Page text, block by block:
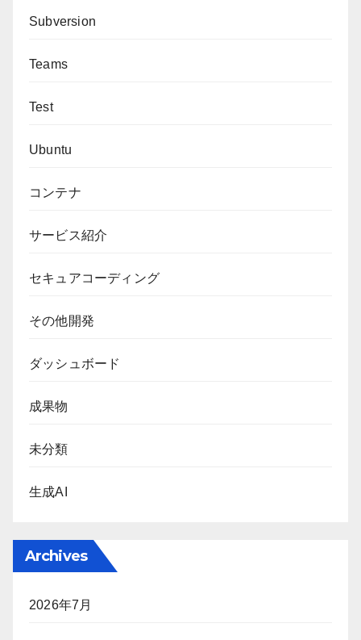
Subversion
Teams
Test
Ubuntu
コンテナ
サービス紹介
セキュアコーディング
その他開発
ダッシュボード
成果物
未分類
生成AI
Archives
2026年7月